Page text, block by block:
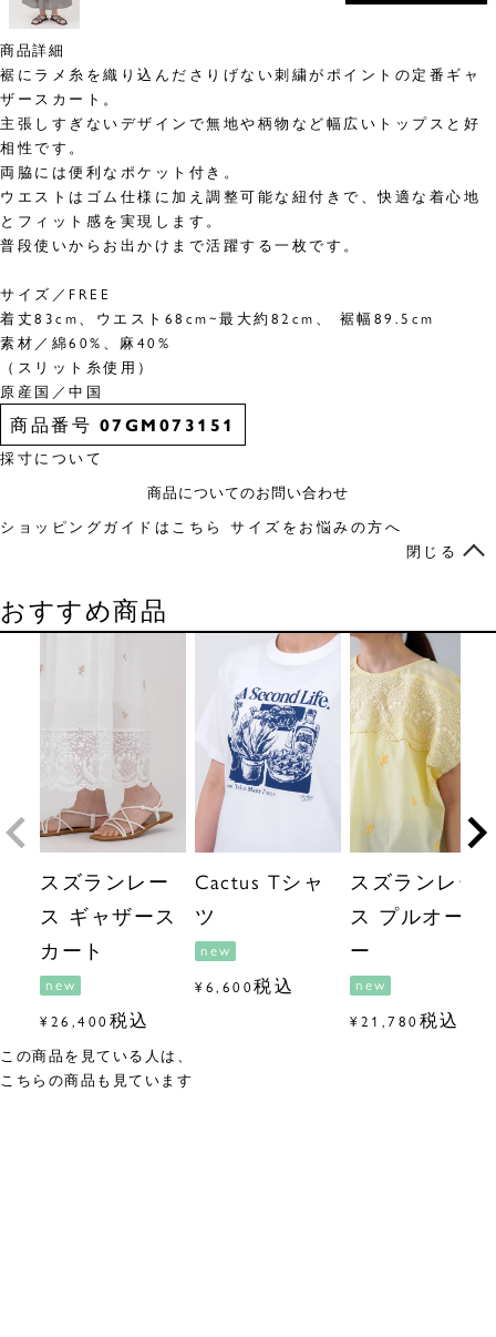
商品詳細
裾にラメ糸を織り込んださりげない刺繍がポイントの定番ギャ
ザースカート。
主張しすぎないデザインで無地や柄物など幅広いトップスと好
相性です。
両脇には便利なポケット付き。
ウエストはゴム仕様に加え調整可能な紐付きで、快適な着心地
とフィット感を実現します。
普段使いからお出かけまで活躍する一枚です。
サイズ／FREE
着丈83cm、ウエスト68cm~最大約82cm、 裾幅89.5cm
素材／綿60%、麻40%
（スリット糸使用）
原産国／中国
商品番号 07GM073151
採寸について
商品についてのお問い合わせ
ショッピングガイドはこちら サイズをお悩みの方へ
閉じる
おすすめ商品
スズランレー
ス ギャザース
カート
new
¥26,400 税込
Cactus Tシャ
ツ
new
¥6,600税込
スズランレー
ス プルオーバ
ー
new
¥21,780 税込
この商品を見ている人は、
こちらの商品も見ています